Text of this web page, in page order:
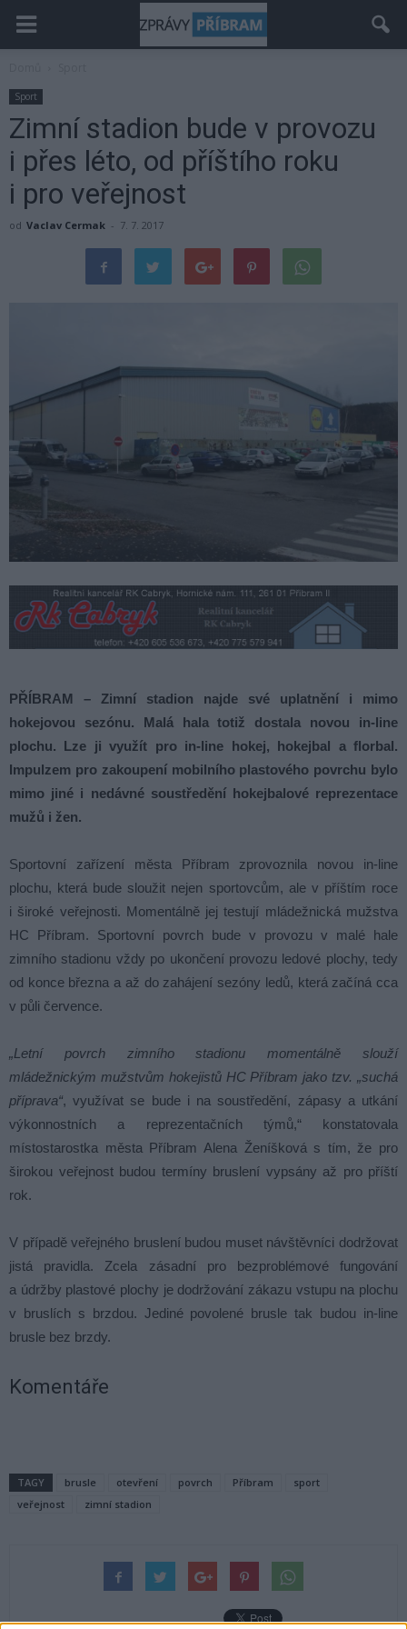
Sport
Zimní stadion bude v provozu
i přes léto, od příštího roku
i pro veřejnost
od Vaclav Cermak - 7. 7. 2017
PŘÍBRAM – Zimní stadion najde své uplatnění i mimo
hokejovou sezónu. Malá hala totiž dostala novou in-line
plochu. Lze ji využít pro in-line hokej, hokejbal a florbal.
Impulzem pro zakoupení mobilního plastového povrchu bylo
mimo jiné i nedávné soustředění hokejbalové reprezentace
mužů i žen.
Sportovní zařízení města Příbram zprovoznila novou in-line
plochu, která bude sloužit nejen sportovcům, ale v příštím roce
i široké veřejnosti. Momentálně jej testují mládežnická mužstva
HC Příbram. Sportovní povrch bude v provozu v malé hale
zimního stadionu vždy po ukončení provozu ledové plochy, tedy
od konce března a až do zahájení sezóny ledů, která začíná cca
v půli července.
„Letní povrch zimního stadionu momentálně slouží
mládežnickým mužstvům hokejistů HC Příbram jako tzv. „suchá
příprava“, využívat se bude i na soustředění, zápasy a utkání
výkonnostních a reprezentačních týmů,“ konstatovala
místostarostka města Příbram Alena Ženíšková s tím, že pro
širokou veřejnost budou termíny bruslení vypsány až pro příští
rok.
V případě veřejného bruslení budou muset návštěvníci dodržovat
jistá pravidla. Zcela zásadní pro bezproblémové fungování
a údržby plastové plochy je dodržování zákazu vstupu na plochu
v bruslích s brzdou. Jediné povolené brusle tak budou in-line
brusle bez brzdy.
Komentáře
TAGY brusle otevření povrch Příbram
sport
veřejnost
zimní stadion